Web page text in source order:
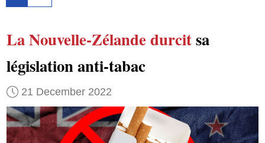
La Nouvelle-Zélandedurcitsa
législation anti-tabac
21 December 2022